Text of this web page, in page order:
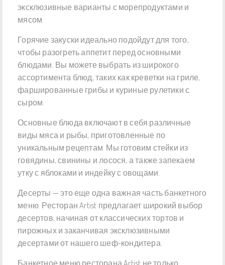
эксклюзивные варианты с морепродуктами и
мясом.
Горячие закуски идеально подойдут для того,
чтобы разогреть аппетит перед основными
блюдами. Вы можете выбрать из широкого
ассортимента блюд, таких как креветки на гриле,
фаршированные грибы и куриные рулетики с
сыром.
Основные блюда включают в себя различные
виды мяса и рыбы, приготовленные по
уникальным рецептам. Мы готовим стейки из
говядины, свинины и лосося, а также запекаем
утку с яблоками и индейку с овощами.
Десерты — это еще одна важная часть банкетного
меню. Ресторан Artist предлагает широкий выбор
десертов, начиная от классических тортов и
пирожных и заканчивая эксклюзивными
десертами от нашего шеф-кондитера.
Банкетное меню ресторана Artist не только